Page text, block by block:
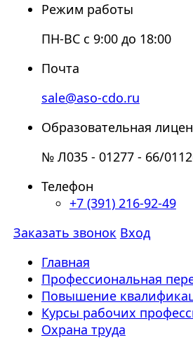
Режим работы
ПН-ВС с 9:00 до 18:00
Почта
sale@aso-cdo.ru
Образовательная
№ Л035 - 01277 - 66/
Телефон
+7 (391) 216-92-49
Заказать звонок Вход
Главная
Профессиональная
Повышение
Курсы рабочих
Охрана труда